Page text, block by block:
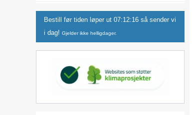
Bestill før tiden løper ut 07:12:15 så sender vi
i dag! Gjelder ikke helligdager.